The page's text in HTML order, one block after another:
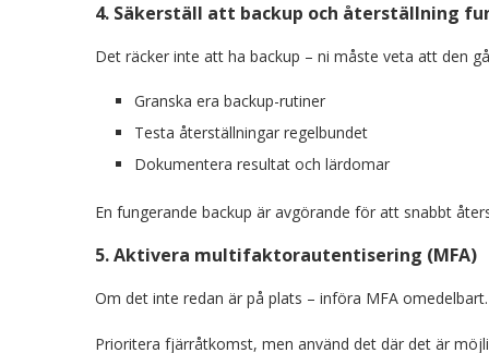
4. Säkerställ att backup och återställning
Det räcker inte att ha backup – ni måste veta att den
Granska era backup-rutiner
Testa återställningar regelbundet
Dokumentera resultat och lärdomar
En fungerande backup är avgörande för att snabbt
5. Aktivera multifaktorautentisering (MFA)
Om det inte redan är på plats – införa MFA omedelbart.
Prioritera fjärråtkomst, men använd det där det är